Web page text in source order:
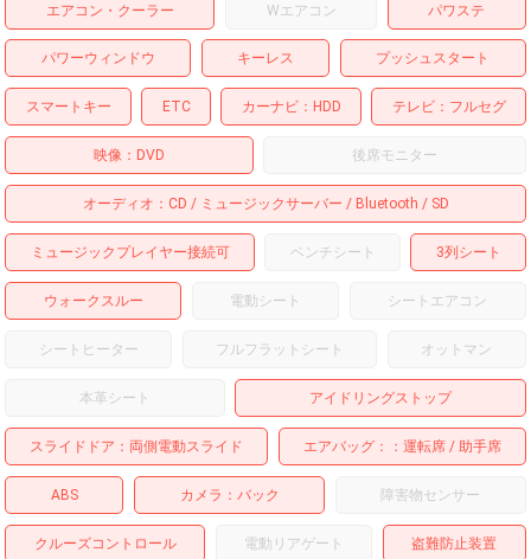
エアコン・クーラー Wエアコン パワステ
パワーウィンドウ キーレス プッシュスタート
スマートキー ETC カーナビ HDD テレビ フルセグ
映像 DVD 後席モニター
オーディオ CD ミュージックサーバー Bluetooth SD
ミュージックプレイヤー接続可 ベンチシート 3列シート
ウォークスルー 電動シート シートエアコン
シートヒーター フルフラットシート オットマン
本革シート アイドリングストップ
スライドドア 両側電動スライド エアバッグ： 運転席 助手席
ABS カメラ バック 障害物センサー
クルーズコントロール 電動リアゲート 盗難防止装置